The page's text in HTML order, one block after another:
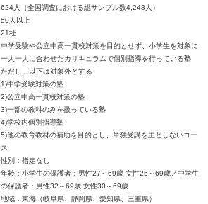
624人（全国調査における総サンプル数4,248人）
50人以上
21社
中学受験や公立中高一貫校対策を目的とせず、小学生を対象に
一人一人に合わせたカリキュラムで個別指導を行っている塾
ただし、以下は対象外とする
1)中学受験対策の塾
2)公立中高一貫校対策の塾
3)一部の教科のみを扱っている塾
4)学校内個別指導塾
5)他の教育教材の補助を目的とし、単独受講を主としないコー
ス
性別：指定なし
年齢：小学生の保護者：男性27～69歳 女性25～69歳／中学生
の保護者：男性32～69歳 女性30～69歳
地域：東海（岐阜県、静岡県、愛知県、三重県）